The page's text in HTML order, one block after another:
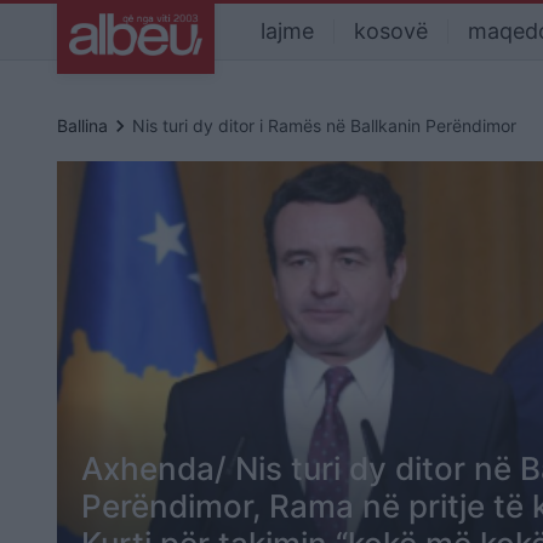
lajme kosovë
Ballina keyboard_arrow_right Nis turi dy ditor i Ramës në Ballkanin Perëndimor
Axhenda/ Nis turi dy ditor në
Perëndimor, Rama në pritje të